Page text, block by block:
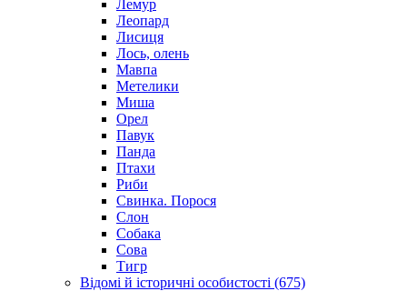
Лемур
Леопард
Лисиця
Лось, олень
Мавпа
Метелики
Миша
Орел
Павук
Панда
Птахи
Риби
Свинка. Порося
Слон
Собака
Сова
Тигр
Відомі й історичні особистості (675)